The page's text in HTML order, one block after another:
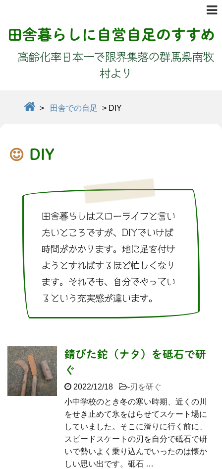
田舎暮らしに自営自足のすすめ
高齢化率日本一で限界集落の群馬県南牧
村より
> 田舎での自足 > DIY
DIY
田舎暮らしはスローライフと言い
たいところですが、DIYでいけば
時間がかかります。地に足を付け
ようとすればするほど忙しくなり
ます。それでも、自分でやってい
るという充実感が違います。
錆びた鉈（ナタ）を砥石で研
ぐ
2022/12/18 -刃を研ぐ
小中学校のとき冬の寒い時期、近くの川
をせき止めて氷をはらせてスケート場に
していました。そこに滑りに行く前に、
スピードスケートの刃を自分で砥石で研
いで勢いよく乗り込んでいったのは懐か
しい思い出です。砥石 …